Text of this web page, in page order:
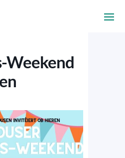
Weekend